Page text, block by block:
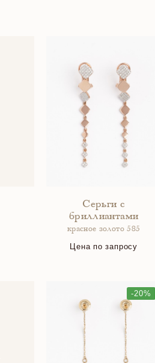
Серьги с
бриллиантами
красное золото 585
Цена по запросу
-20%